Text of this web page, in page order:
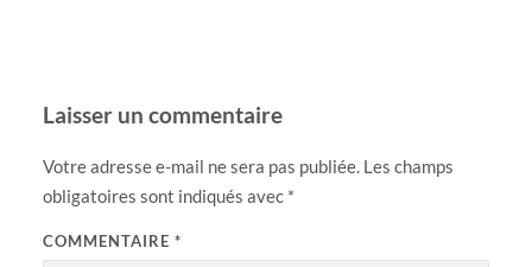
Laisser un commentaire
Votre adresse e-mail ne sera pas publiée. Les champs
obligatoires sont indiqués avec *
COMMENTAIRE *